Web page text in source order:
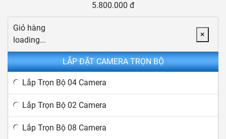
5.800.000 đ
×
Giỏ hàng
loading...
LẮP ĐẶT CAMERA TRỌN BỘ
Lắp Trọn Bộ 04 Camera
Lắp Trọn Bộ 02 Camera
Lắp Trọn Bộ 08 Camera